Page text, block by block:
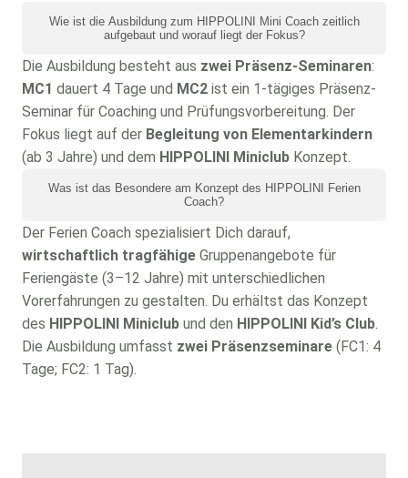
Wie ist die Ausbildung zum HIPPOLINI Mini Coach zeitlich
aufgebaut und worauf liegt der Fokus?
Die Ausbildung besteht aus zwei Präsenz-Seminaren:
MC1 dauert 4 Tage und MC2 ist ein 1-tägiges Präsenz-
Seminar für Coaching und Prüfungsvorbereitung. Der
Fokus liegt auf der Begleitung von Elementarkindern
(ab 3 Jahre) und dem HIPPOLINI Miniclub Konzept.
Was ist das Besondere am Konzept des HIPPOLINI Ferien
Coach?
Der Ferien Coach spezialisiert Dich darauf,
wirtschaftlich tragfähige Gruppenangebote für
Feriengäste (3–12 Jahre) mit unterschiedlichen
Vorerfahrungen zu gestalten. Du erhältst das Konzept
des HIPPOLINI Miniclub und den HIPPOLINI Kid’s Club.
Die Ausbildung umfasst zwei Präsenzseminare (FC1: 4
Tage; FC2: 1 Tag).